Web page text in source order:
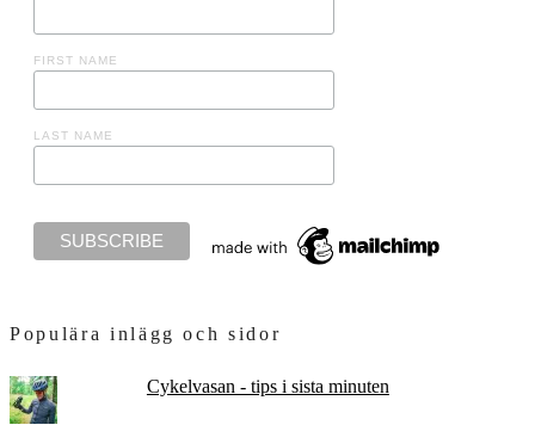
FIRST NAME
LAST NAME
Populära inlägg och sidor
Cykelvasan - tips i sista minuten